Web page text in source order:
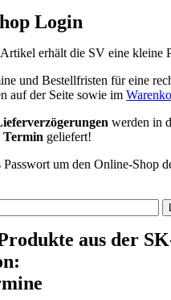
Login
erhält die SV eine kleine
und Bestellfristen für eine
auf der Seite sowie im
werden in
Termin geliefert!
Passwort um den Online-Shop
aus der